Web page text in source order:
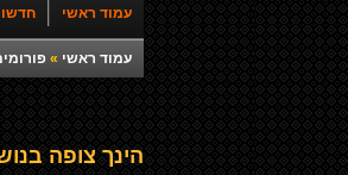
עמוד ראשי
עמוד ראשי »
הינך צופה